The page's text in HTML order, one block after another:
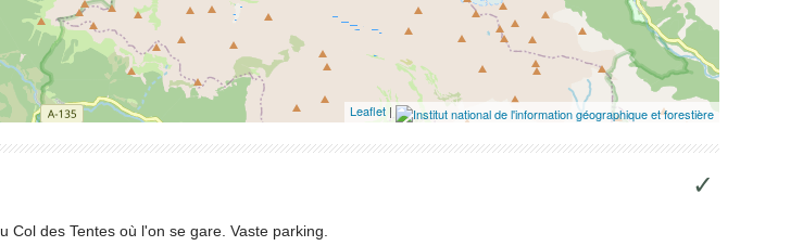
Leaflet |
✓
des Tentes où l'on se gare. Vaste parking.